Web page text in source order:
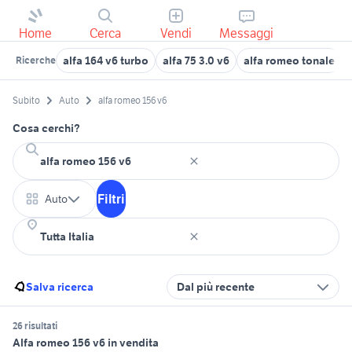
Home Cerca Vendi Messaggi
Ricerche alfa 164 v6 turbo alfa 75 3.0 v6 alfa romeo tonale
Subito Auto alfa romeo 156 v6
Cosa cerchi?
Auto Filtri
Salva ricerca Dal più recente
26 risultati
Alfa romeo 156 v6 in vendita